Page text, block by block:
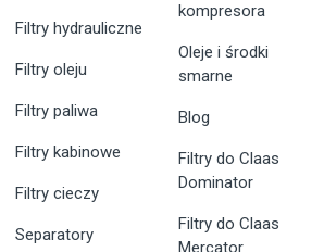
Filtry hydrauliczne
Filtry oleju
Filtry paliwa
Filtry kabinowe
Filtry cieczy
Separatory
kompresora
Oleje i środki
smarne
Blog
Filtry do Claas
Dominator
Filtry do Claas
Mercator